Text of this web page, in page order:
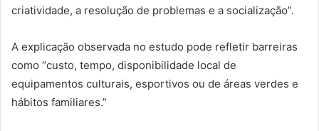
criatividade, a resolução de problemas e a socialização”.
A explicação observada no estudo pode refletir barreiras
como “custo, tempo, disponibilidade local de
equipamentos culturais, esportivos ou de áreas verdes e
hábitos familiares.”